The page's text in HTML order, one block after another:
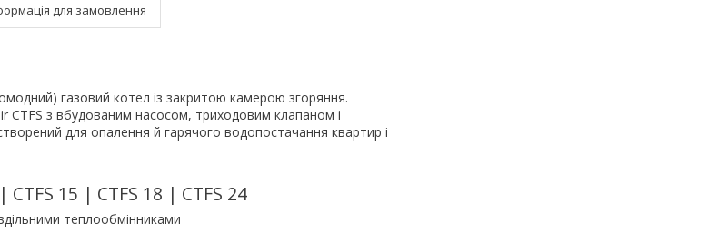
для замовлення
газовий котел із закритою камерою згоряння.
CTFS з вбудованим насосом, триходовим клапаном і
для опалення й гарячого водопостачання квартир і
CTFS 15 | CTFS 18 | CTFS 24
теплообмінниками